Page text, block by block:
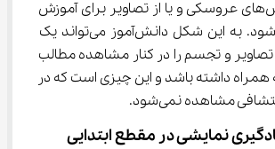
کامل‌تر یا از روش‌های عروسکی و یا از تصاویر برای آموزش
کمک گرفته می‌شود. به این شکل دانش‌آموز می‌تواند یک
و تجسم را در کنار مشاهده مطالب
همراه داشته باشد و این چیزی است که در
مشاهده نمی‌شود.
نمایشی در مقطع ابتدایی